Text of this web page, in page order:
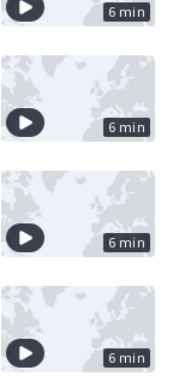
6 min
6 min
6 min
6 min